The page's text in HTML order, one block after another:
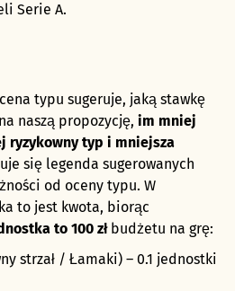
Serie A.
typu sugeruje, jaką stawkę
naszą propozycję, im mniej
ryzykowny typ i mniejsza
się legenda sugerowanych
od oceny typu. W
to jest kwota, biorąc
to 100 złbudżetu na grę:
strzał / Łamaki) – 0.1 jednostki